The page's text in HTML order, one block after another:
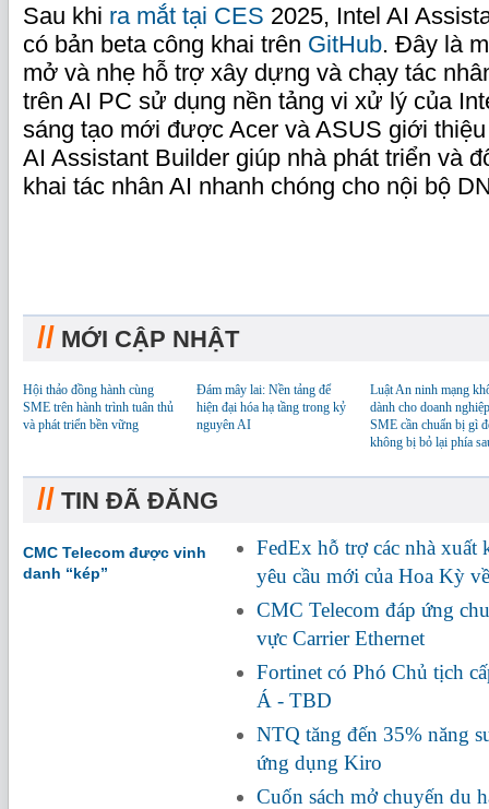
Sau khi ra mắt tại CES 2025, Intel AI
có bản beta công khai trên GitHub. Đây là
mở và nhẹ hỗ trợ xây dựng và chạy tác
trên AI PC sử dụng nền tảng vi xử lý của
sáng tạo mới được Acer và ASUS giới
AI Assistant Builder giúp nhà phát triển và
khai tác nhân AI nhanh chóng cho nội bộ
// MỚI CẬP NHẬT
Hội thảo đồng hành cùng
SME trên hành trình tuân thủ
và phát triển bền vững
Đám mây lai: Nền tảng để
hiện đại hóa hạ tầng trong kỷ
nguyên AI
Luật An ninh mạng
dành cho doanh
SME cần chuẩn bị gì
không bị bỏ lại phía
// TIN ĐÃ ĐĂNG
CMC Telecom được vinh
danh “kép”
FedEx hỗ trợ các nhà xuất
yêu cầu mới của Hoa Kỳ
CMC Telecom đáp ứng
vực Carrier Ethernet
Fortinet có Phó Chủ tịch
Á - TBD
NTQ tăng đến 35% năng
ứng dụng Kiro
Cuốn sách mở chuyến du